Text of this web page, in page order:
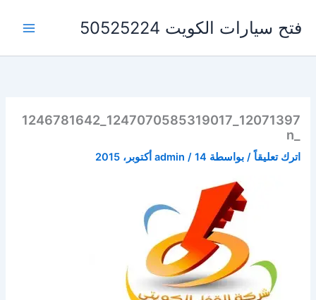
المحتوى
فتح سيارات الكويت 50525224
12071397_1247070585319017_1246781642
اترك تعليقاً / بواسطة admin / 14 أكتوبر، 2015